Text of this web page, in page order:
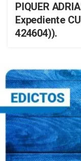
PIQUER
Expediente
424604)).